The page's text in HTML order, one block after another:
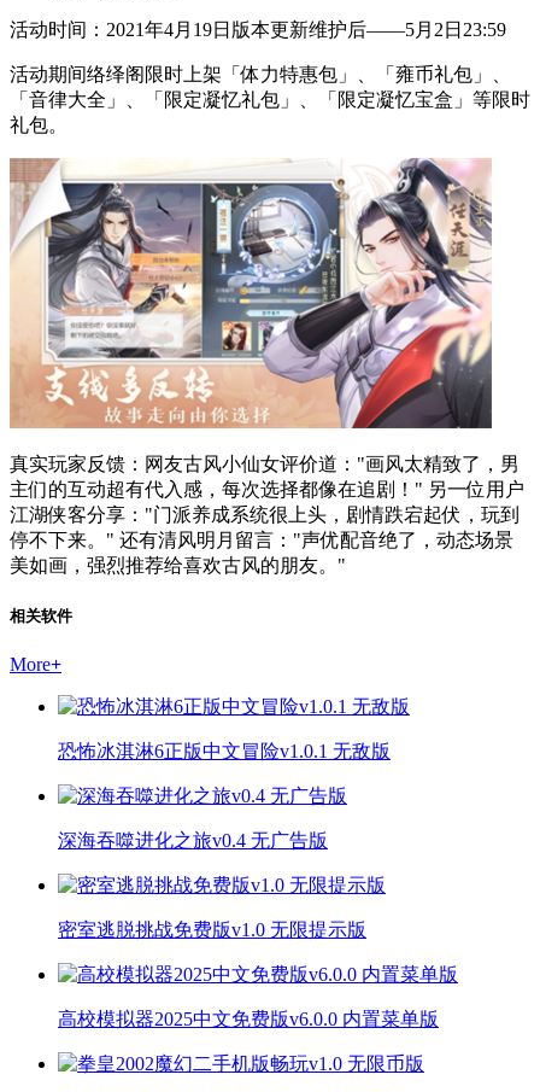
活动时间：2021年4月19日版本更新维护后——5月2日23:59
活动期间络绎阁限时上架「体力特惠包」、「雍币礼包」、
「音律大全」、「限定凝忆礼包」、「限定凝忆宝盒」等限时
礼包。
真实玩家反馈：网友古风小仙女评价道："画风太精致了，男
主们的互动超有代入感，每次选择都像在追剧！" 另一位用户
江湖侠客分享："门派养成系统很上头，剧情跌宕起伏，玩到
停不下来。" 还有清风明月留言："声优配音绝了，动态场景
美如画，强烈推荐给喜欢古风的朋友。"
相关软件
More+
恐怖冰淇淋6正版中文冒险v1.0.1 无敌版
深海吞噬进化之旅v0.4 无广告版
密室逃脱挑战免费版v1.0 无限提示版
高校模拟器2025中文免费版v6.0.0 内置菜单版